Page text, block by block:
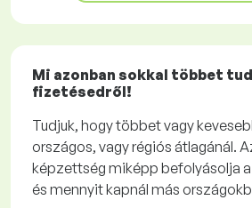
Mi azonban sokkal többet
fizetésedről!
Tudjuk, hogy többet vagy
országos, vagy régiós átlagánál.
képzettség miképp befolyásolja
és mennyit kapnál más